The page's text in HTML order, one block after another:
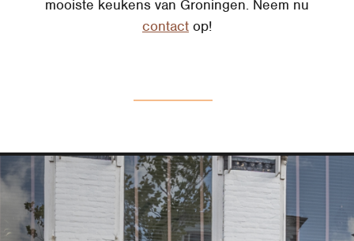
mooiste keukens van Groningen. Neem nu
contactop!